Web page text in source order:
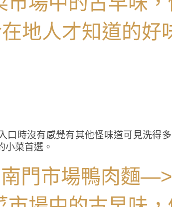
口時沒有感覺有其他怪味道可見洗得
小菜首選。